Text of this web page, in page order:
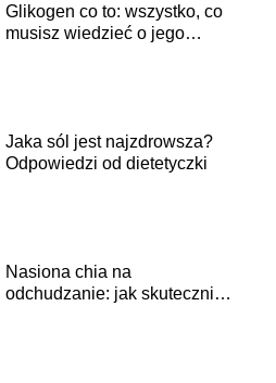
Glikogen co to: wszystko, co
musisz wiedzieć o jego
Jaka sól jest najzdrowsza?
Odpowiedzi od dietetyczki
Nasiona chia na
odchudzanie: jak skutecznie